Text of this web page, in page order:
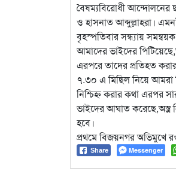
বৈষম্যবিরোধী আন্দোলনের
ও হাসনাত আব্দুল্লাহরা।
বৃহস্পতিবার সন্ধ্যায়
আমাদের ভাইদের
এরপরে তাদের প্রতিহত
৭.৩০ এ মিছিল নিয়ে আমরা
নিশ্চিহ্ন করার কথা এরপর
ভাইদের আঘাত করেছে,অস্ত্র
হবে।
প্রথমে বিজয়নগর অভিমুখে
Share Messenger